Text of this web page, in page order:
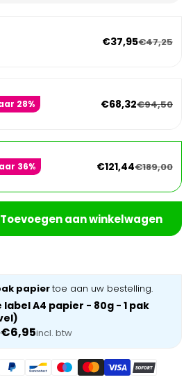
€37,95€47,25
28% €68,32€94,50
36% €121,44€189,00
Toevoegen aan winkelwagen
papiertoe aan uw bestelling.
label A4 papier - 80g - 1 pak
€6,95incl. btw